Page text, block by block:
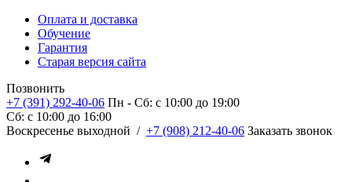
Оплата и доставка
Обучение
Гарантия
Старая версия сайта
Позвонить
+7 (391) 292-40-06 Пн - Сб: c 10:00 до 19:00
Сб: c 10:00 до 16:00
​Воскресенье выходной / +7 (908) 212-40-06 Заказать звонок